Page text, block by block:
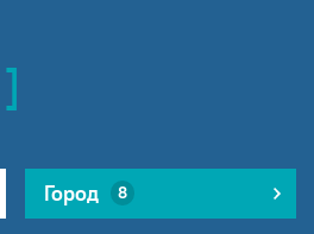
Город 8